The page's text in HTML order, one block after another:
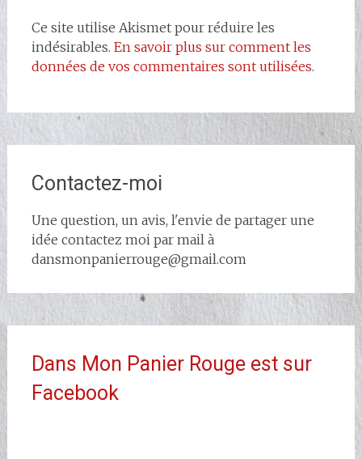
Ce site utilise Akismet pour réduire les
indésirables. En savoir plus sur comment les
données de vos commentaires sont utilisées.
Contactez-moi
Une question, un avis, l'envie de partager une
idée contactez moi par mail à
dansmonpanierrouge@gmail.com
Dans Mon Panier Rouge est sur
Facebook